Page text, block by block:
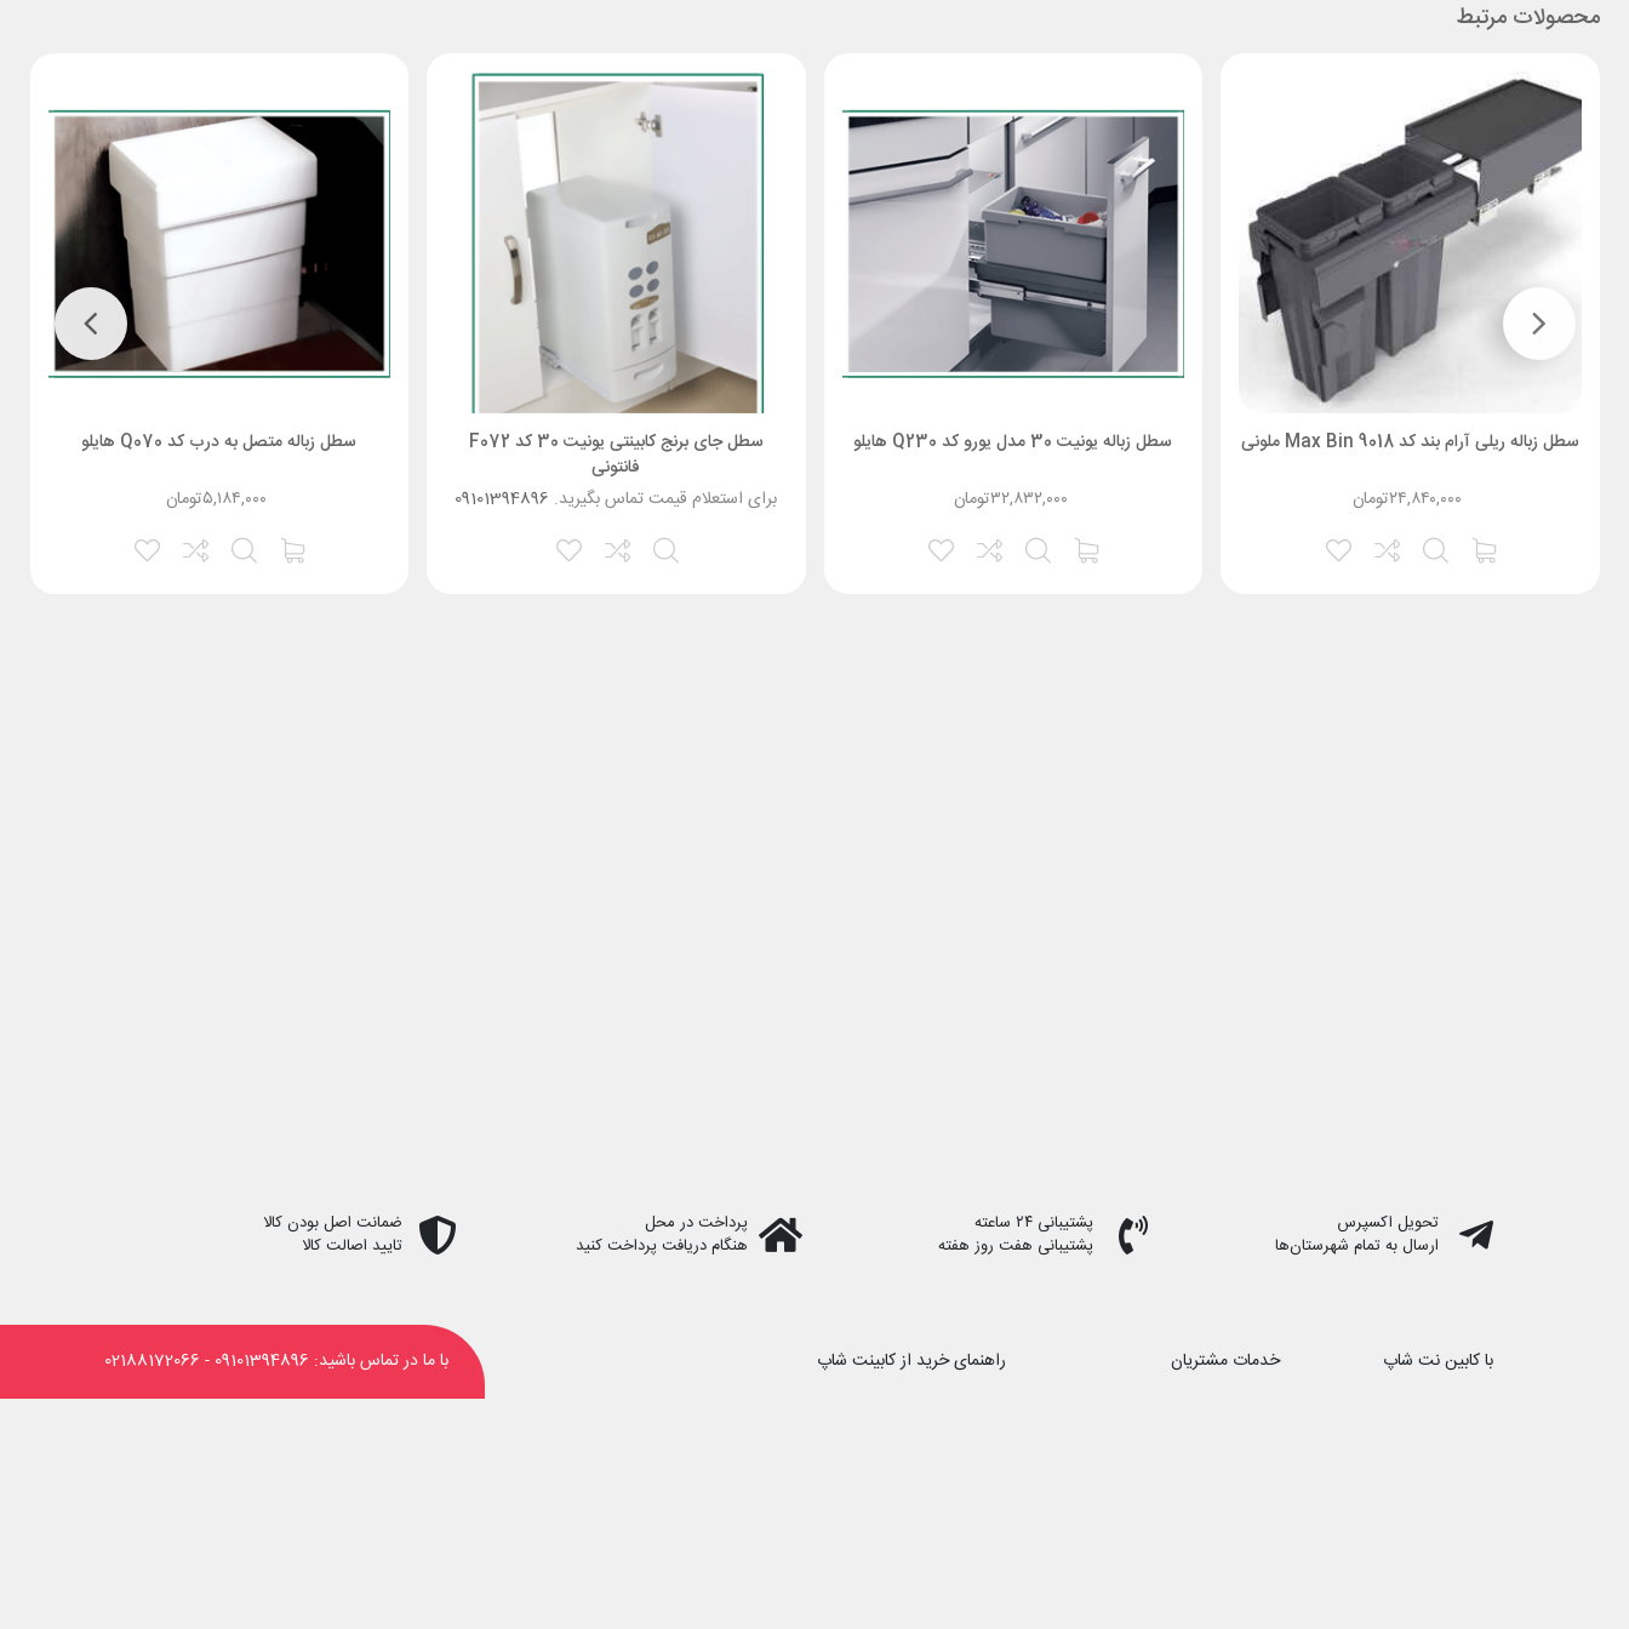
محصولات مرتبط
سطل زباله ریلی آرام بند کد 9018 Max Bin ملونی
۲۴,۸۴۰,۰۰۰تومان
سطل زباله یونیت 30 مدل یورو کد Q230 هایلو
۳۲,۸۳۲,۰۰۰تومان
سطل جای برنج کابینتی یونیت 30 کد F072
فانتونی
برای استعلام قیمت تماس بگیرید. 09101394896
سطل زباله متصل به درب کد Q070 هایلو
۵,۱۸۴,۰۰۰تومان
با ما در تماس باشید: 09101394896
-
02188172066
تحویل اکسپرس
ارسال به تمام شهرستان‌ها
پشتیبانی ۲۴ ساعته
پشتیبانی هفت روز هفته
پرداخت در محل
هنگام دریافت پرداخت کنید
ضمانت اصل بودن کالا
تایید اصالت کالا
با کابین نت شاپ
خدمات مشتریان
راهنمای خرید از کابینت شاپ